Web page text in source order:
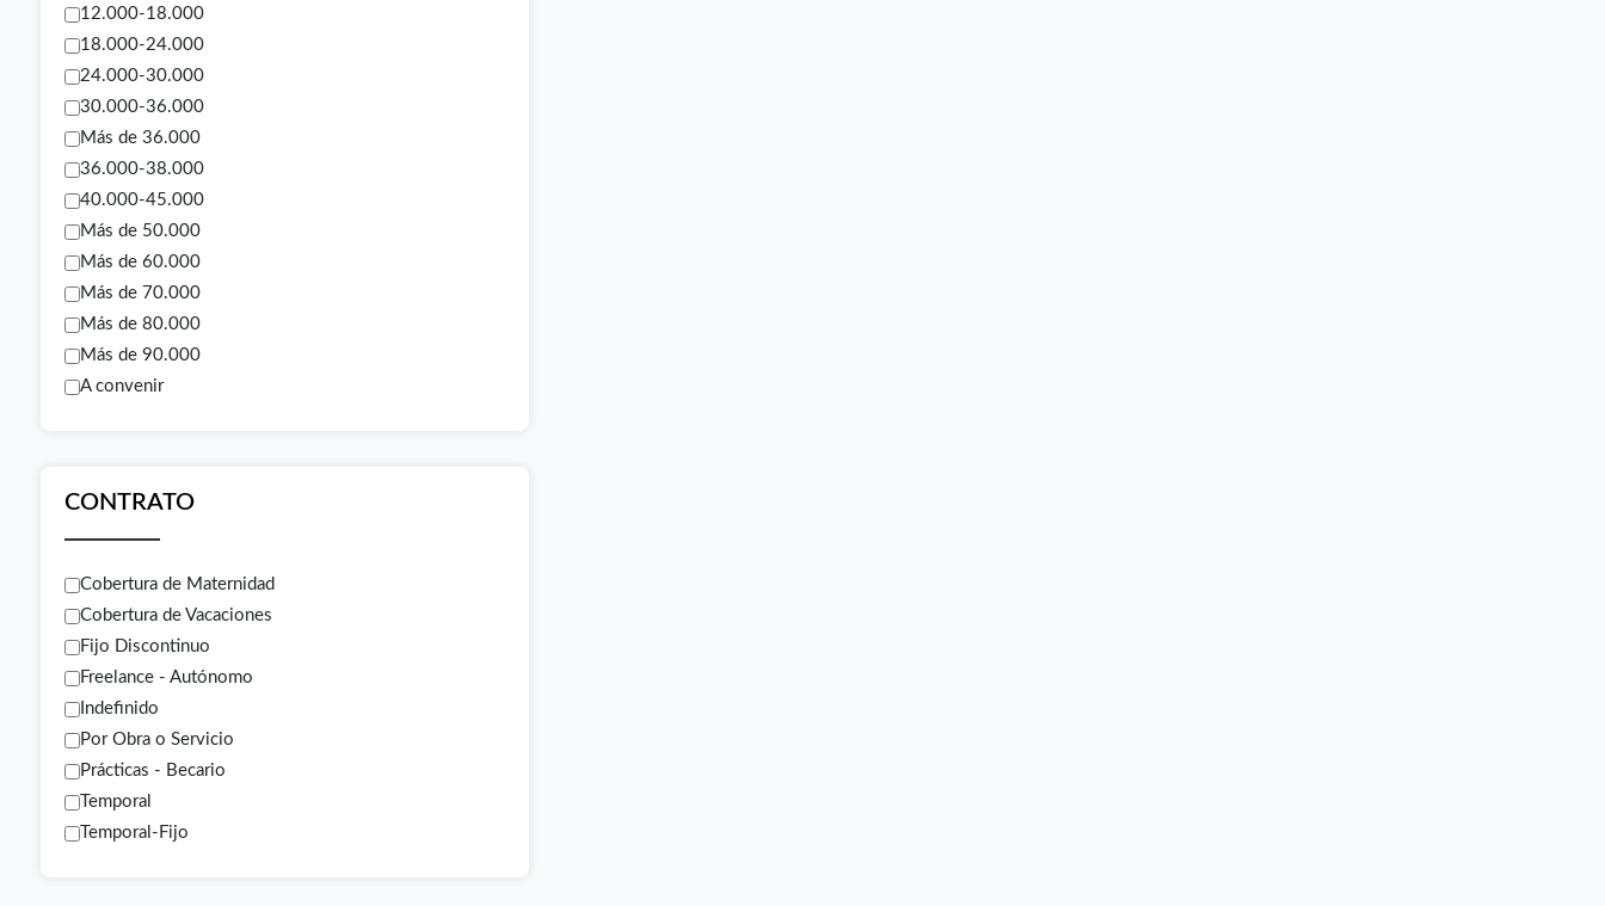
12.000-18.000
18.000-24.000
24.000-30.000
30.000-36.000
Más de 36.000
36.000-38.000
40.000-45.000
Más de 50.000
Más de 60.000
Más de 70.000
Más de 80.000
Más de 90.000
A convenir
CONTRATO
Cobertura de Maternidad
Cobertura de Vacaciones
Fijo Discontinuo
Freelance - Autónomo
Indefinido
Por Obra o Servicio
Prácticas - Becario
Temporal
Temporal-Fijo